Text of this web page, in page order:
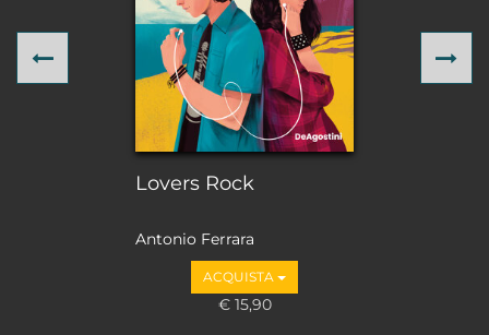
Lovers Rock
Antonio Ferrara
ACQUISTA
€ 15,90
Previous